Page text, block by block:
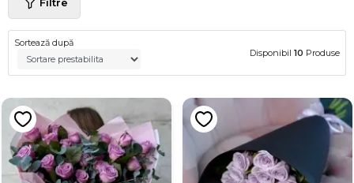
Sortează după
Disponibil 10 Produse